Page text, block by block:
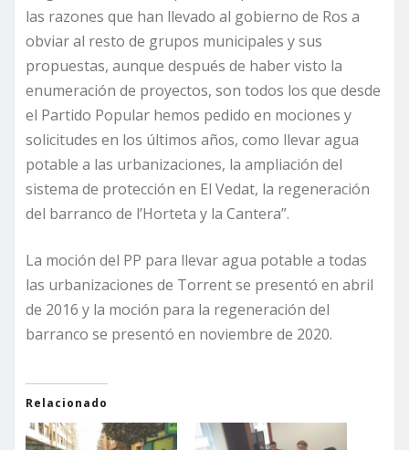
las razones que han llevado al gobierno de Ros a
obviar al resto de grupos municipales y sus
propuestas, aunque después de haber visto la
enumeración de proyectos, son todos los que desde
el Partido Popular hemos pedido en mociones y
solicitudes en los últimos años, como llevar agua
potable a las urbanizaciones, la ampliación del
sistema de protección en El Vedat, la regeneración
del barranco de l’Horteta y la Cantera”.
La moción del PP para llevar agua potable a todas
las urbanizaciones de Torrent se presentó en abril
de 2016 y la moción para la regeneración del
barranco se presentó en noviembre de 2020.
Relacionado